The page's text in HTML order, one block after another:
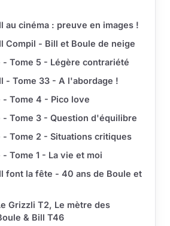
au cinéma : preuve en images !
Compil - Bill et Boule de neige
- Tome 5 - Légère contrariété
- Tome 33 - A l'abordage !
- Tome 4 - Pico love
- Tome 3 - Question d'équilibre
- Tome 2 - Situations critiques
- Tome 1 - La vie et moi
font la fête - 40 ans de Boule et
Grizzli T2, Le mètre des
& Bill T46